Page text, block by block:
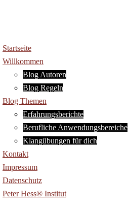
Startseite
Willkommen
Blog Autoren
Blog Regeln
Blog Themen
Erfahrungsberichte
Berufliche Anwendungsbereiche
Klangübungen für dich
Kontakt
Impressum
Datenschutz
Peter Hess® Institut